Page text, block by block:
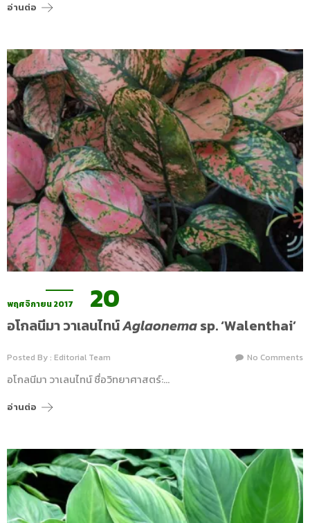
อ่านต่อ
พฤศจิกายน 2017 20
อโกลนีมา วาเลนไทน์Aglaonemasp. ‘Walenthai’
Posted By : Editorial Team No Comments
อโกลนีมา วาเลนไทน์ ชื่อวิทยาศาสตร์:…
อ่านต่อ